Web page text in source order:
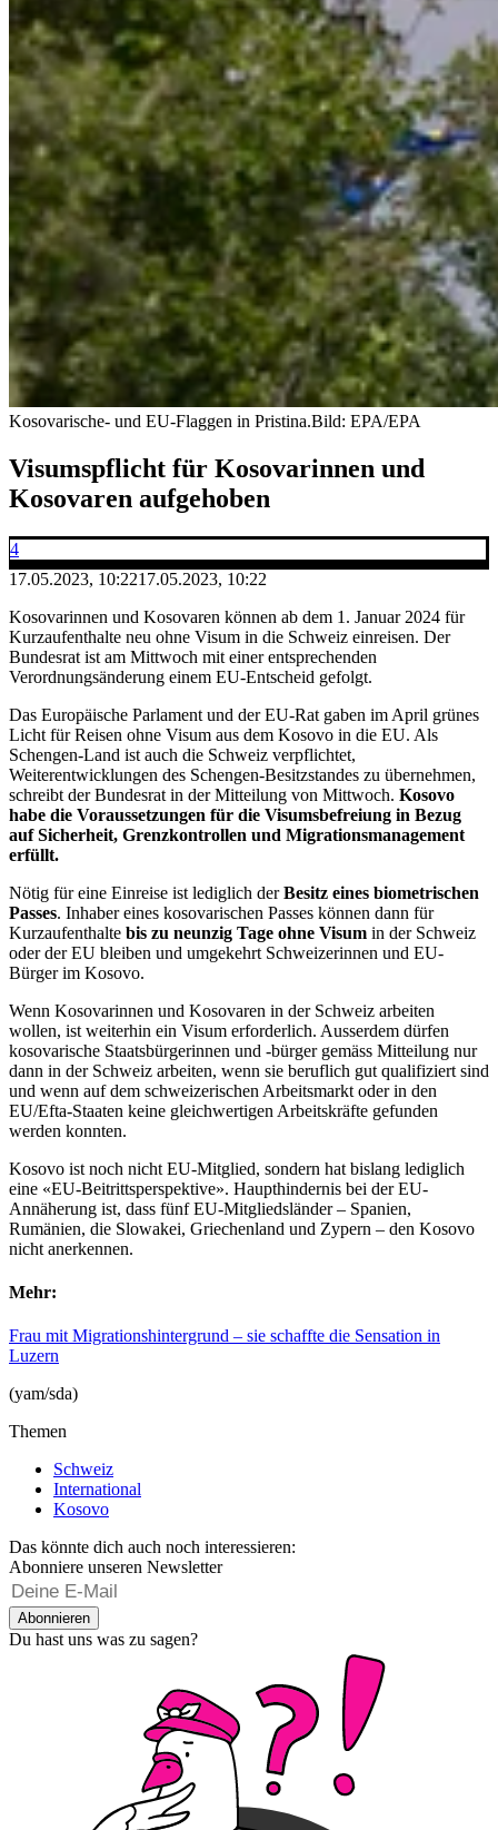
Kosovarische- und EU-Flaggen in Pristina.Bild: EPA/EPA
Visumspflicht für Kosovarinnen und
Kosovaren aufgehoben
4
17.05.2023, 10:2217.05.2023, 10:22
Kosovarinnen und Kosovaren können ab dem 1. Januar 2024 für
Kurzaufenthalte neu ohne Visum in die Schweiz einreisen. Der
Bundesrat ist am Mittwoch mit einer entsprechenden
Verordnungsänderung einem EU-Entscheid gefolgt.
Das Europäische Parlament und der EU-Rat gaben im April grünes
Licht für Reisen ohne Visum aus dem Kosovo in die EU. Als
Schengen-Land ist auch die Schweiz verpflichtet,
Weiterentwicklungen des Schengen-Besitzstandes zu übernehmen,
schreibt der Bundesrat in der Mitteilung von Mittwoch. Kosovo
habe die Voraussetzungen für die Visumsbefreiung in Bezug
auf Sicherheit, Grenzkontrollen und Migrationsmanagement
erfüllt.
Nötig für eine Einreise ist lediglich derBesitz eines biometrischen
Passes. Inhaber eines kosovarischen Passes können dann für
Kurzaufenthalte bis zu neunzig Tage ohne Visum in der Schweiz
oder der EU bleiben und umgekehrt Schweizerinnen und EU-
Bürger im Kosovo.
Wenn Kosovarinnen und Kosovaren in der Schweiz arbeiten
wollen, ist weiterhin ein Visum erforderlich. Ausserdem dürfen
kosovarische Staatsbürgerinnen und -bürger gemäss Mitteilung nur
dann in der Schweiz arbeiten, wenn sie beruflich gut qualifiziert sind
und wenn auf dem schweizerischen Arbeitsmarkt oder in den
EU/Efta-Staaten keine gleichwertigen Arbeitskräfte gefunden
werden konnten.
Kosovo ist noch nicht EU-Mitglied, sondern hat bislang lediglich
eine «EU-Beitrittsperspektive». Haupthindernis bei der EU-
Annäherung ist, dass fünf EU-Mitgliedsländer – Spanien,
Rumänien, die Slowakei, Griechenland und Zypern – den Kosovo
nicht anerkennen.
Mehr:
Frau mit Migrationshintergrund – sie schaffte die Sensation in
Luzern
(yam/sda)
Themen
Schweiz
International
Kosovo
Das könnte dich auch noch interessieren:
Abonniere unseren Newsletter
Abonnieren
Du hast uns was zu sagen?